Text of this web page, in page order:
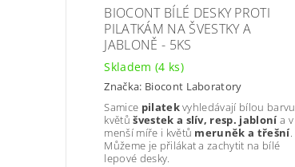
BIOCONT BÍLÉ DESKY PROTI
PILATKÁM NA ŠVESTKY A
JABLONĚ - 5KS
Skladem (4 ks)
Značka: Biocont Laboratory
Samice pilatekvyhledávají bílou barvu
květůšvestek a slív, resp. jablonía v
menší míře i květů meruněk a třešní.
Můžeme je přilákat a zachytit na bílé
lepové desky.